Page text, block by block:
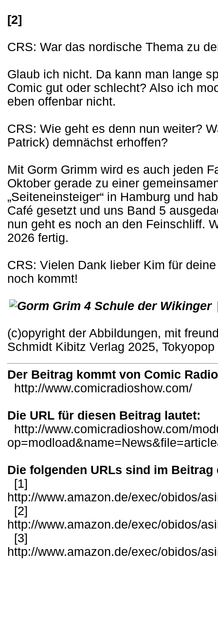
[2]
CRS: War das nordische Thema zu
Glaub ich nicht. Da kann man lange
Comic gut oder schlecht? Also ich
eben offenbar nicht.
CRS: Wie geht es denn nun weiter?
Patrick) demnächst erhoffen?
Mit Gorm Grimm wird es auch jeden
Oktober gerade zu einer
„Seiteneinsteiger“ in Hamburg und
Café gesetzt und uns Band 5
nun geht es noch an den Feinschliff.
2026 fertig.
CRS: Vielen Dank lieber Kim für
noch kommt!
(c)opyright der Abbildungen, mit
Schmidt Kibitz Verlag 2025, Tokyopop
Der Beitrag kommt von Comic
http://www.comicradioshow.com/
Die URL für diesen Beitrag lautet:
http://www.comicradioshow.com/
Die folgenden URLs sind im Beitrag
[1]
http://www.amazon.de/exec/obidos/
[2]
http://www.amazon.de/exec/obidos/
[3]
http://www.amazon.de/exec/obidos/